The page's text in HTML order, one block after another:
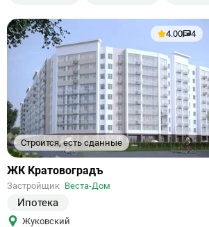
Строится, есть сданные
4.00 4
Ссылка
объект
ЖК Кратовоградъ
Застройщик Веста-Дом
Ипотека
Жуковский